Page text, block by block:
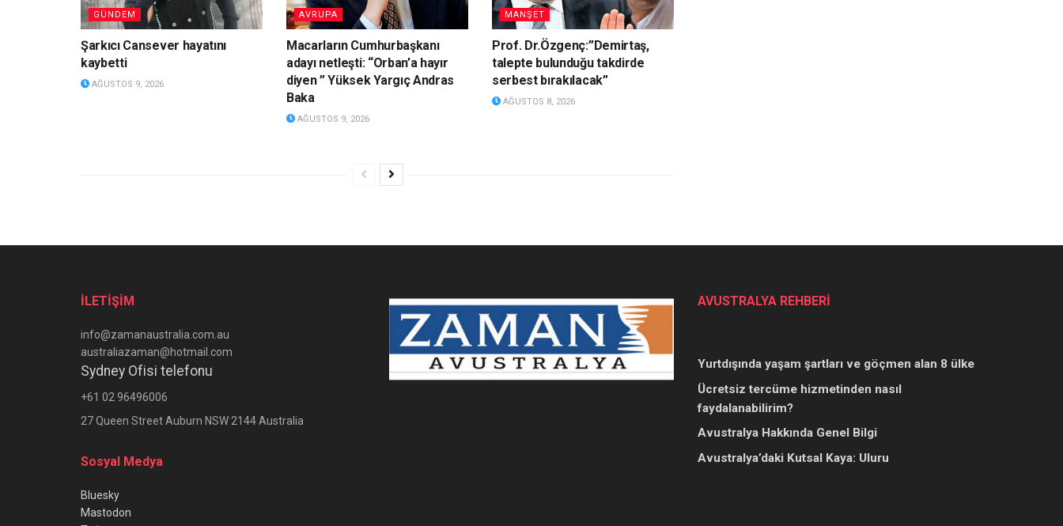
GÜNDEM
Şarkıcı Cansever hayatını
kaybetti
AĞUSTOS 9, 2026
AVRUPA
Macarların Cumhurbaşkanı
adayı netleşti: “Orban’a hayır
diyen ” Yüksek Yargıç Andras
Baka
AĞUSTOS 9, 2026
MANŞET
Prof. Dr.Özgenç:”Demirtaş,
talepte bulunduğu takdirde
serbest bırakılacak”
AĞUSTOS 8, 2026
İLETİŞİM
info@zamanaustralia.com.au
australiazaman@hotmail.com
Sydney Ofisi telefonu
+61 02 96496006
27 Queen Street Auburn NSW 2144 Australia
Sosyal Medya
Bluesky
Mastodon
AVUSTRALYA REHBERİ
Yurtdışında yaşam şartları ve göçmen alan 8 ülke
Ücretsiz tercüme hizmetinden nasıl
faydalanabilirim?
Avustralya Hakkında Genel Bilgi
Avustralya’daki Kutsal Kaya: Uluru